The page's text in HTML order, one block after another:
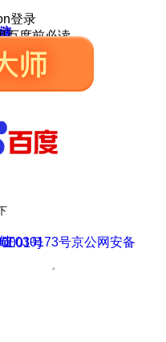
登录
百度前必读
030173号
号